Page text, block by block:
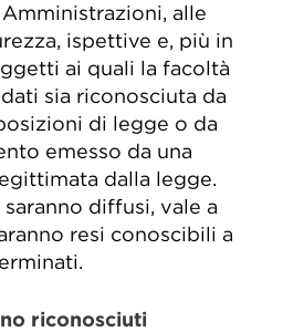
alle
ispettive e, più in
ai quali la facoltà
sia riconosciuta da
di legge o da
emesso da una
dalla legge.
diffusi, vale a
resi conoscibili a
riconosciuti